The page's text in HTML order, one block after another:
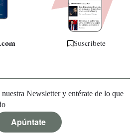
Suscríbete
Newsletter y entérate de lo que
Apúntate